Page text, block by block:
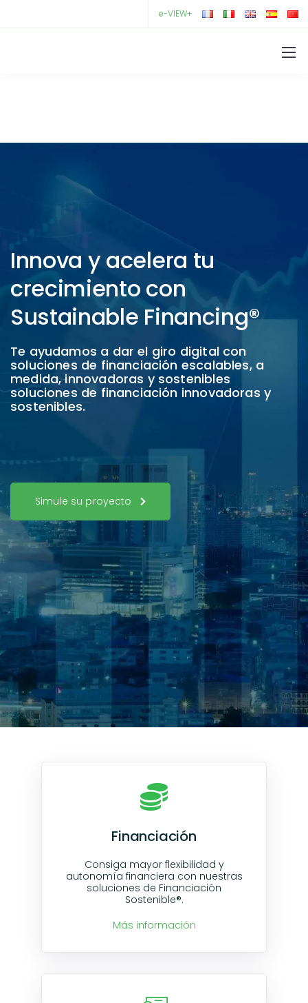
e-VIEW+
Innova y acelera tu
crecimiento con
Sustainable Financing®
Te ayudamos a dar el giro digital con
soluciones de financiación escalables, a
medida, innovadoras y sostenibles
soluciones de financiación innovadoras y
sostenibles.
Simule su proyecto
Financiación
Consiga mayor flexibilidad y
autonomía financiera con nuestras
soluciones de Financiación
Sostenible®.
Más información